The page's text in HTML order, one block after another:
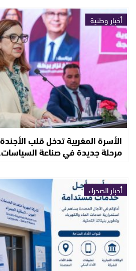
أخبار وطنية
الأسرة المغربية تدخل قلب
مرحلة جديدة في صناعة
أخبار الصحراء